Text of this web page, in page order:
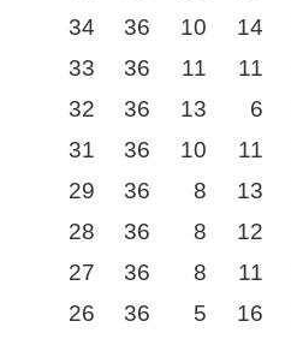
34 36 10 14
33 36 11 11
32 36 13 6
31 36 10 11
29 36 8 13
28 36 8 12
27 36 8 11
26 36 5 16